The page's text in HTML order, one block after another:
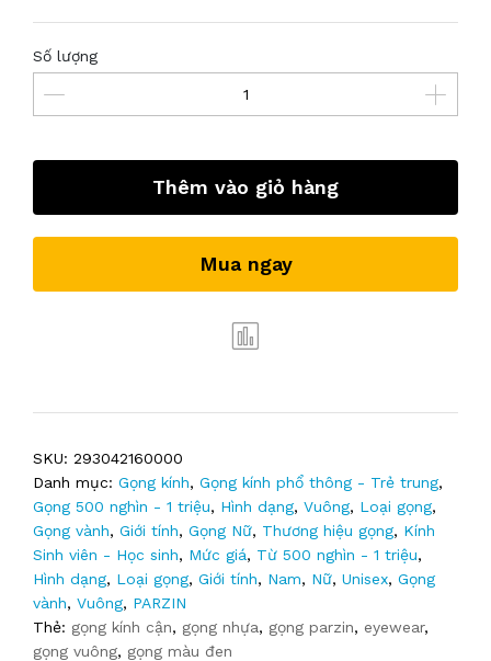
Số lượng
Thêm vào giỏ hàng
Mua ngay
SKU: 293042160000
Danh mục: Gọng kính, Gọng kính phổ thông - Trẻ trung,
Gọng 500 nghìn - 1 triệu, Hình dạng, Vuông, Loại gọng,
Gọng vành, Giới tính, Gọng Nữ, Thương hiệu gọng, Kính
Sinh viên - Học sinh, Mức giá, Từ 500 nghìn - 1 triệu,
Hình dạng, Loại gọng, Giới tính, Nam, Nữ, Unisex, Gọng
vành, Vuông, PARZIN
Thẻ: gọng kính cận, gọng nhựa, gọng parzin, eyewear,
gọng vuông, gọng màu đen